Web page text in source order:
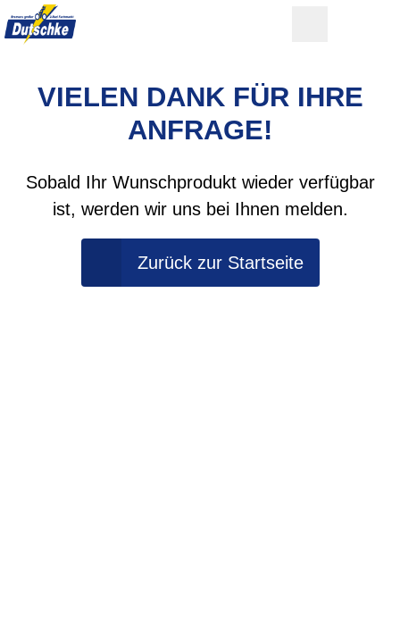
VIELEN DANK FÜR IHRE
ANFRAGE!
Sobald Ihr Wunschprodukt wieder verfügbar
ist, werden wir uns bei Ihnen melden.
Zurück zur Startseite